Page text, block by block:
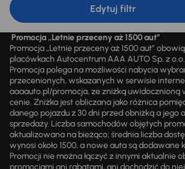
Edytuj filtr
Promocja „Letnie przeceny aż 1500 aut”
Promocja „Letnie przeceny aż 1500 aut”
placówkach Autocentrum AAA AUTO Sp. z
Promocja polega na możliwości nabycia
przecenionych, wskazanych w serwisie
aaaauto.pl/promocja, ze zniżką
cenie. Zniżka jest obliczana jako różnica
danego pojazdu z 30 dni przed obniżką a jego
sprzedaży. Liczba samochodów objętych
aktualizowana na bieżąco; średnia liczba
wynosi około 1500, a nowe auta są dodawane
Promocji nie można łączyć z innymi aktualnie
promocjami ani rabatami, ani dochodzić do